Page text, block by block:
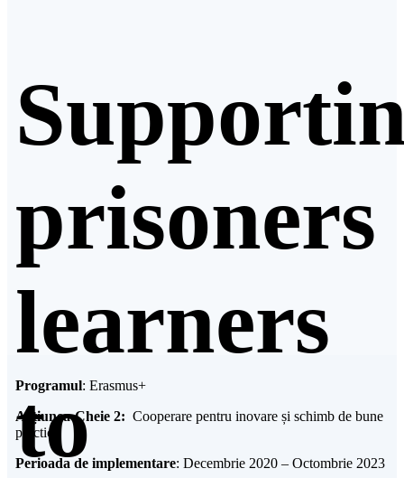
prisoners
learners
to
Programul: Erasmus+
Acțiunea-Cheie2: Cooperare pentru inovare și schimb de bune
practici
Perioada de implementare: Decembrie 2020 – Octombrie 2023